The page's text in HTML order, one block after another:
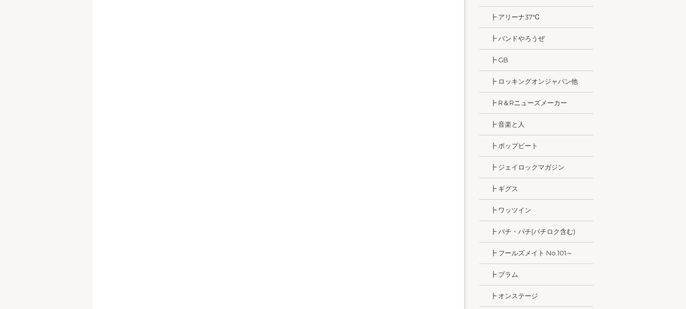
┣ アリーナ37℃
┣ バンドやろうぜ
┣ GB
┣ ロッキングオンジャパン他
┣ R＆Rニューズメーカー
┣ 音楽と人
┣ ポップビート
┣ ジェイロックマガジン
┣ ギグス
┣ ワッツイン
┣ パチ・パチ(パチロク含む)
┣ フールズメイト No.101～
┣ プラム
┣ オンステージ